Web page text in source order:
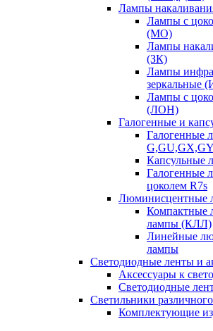
Лампы
Лампы с
(МО)
Лампы
(ЗК)
Лампы
зеркальные
Лампы с
(ЛОН)
Галогенные и
Галогенные
G,GU,GX,GY
Капсульные
Галогенные
цоколем R7s
Люминисцентные
Компактные
лампы (КЛЛ)
Линейные
лампы
Светодиодные ленты и
Аксессуары к
Светодиодные
Светильники
Комплектующие